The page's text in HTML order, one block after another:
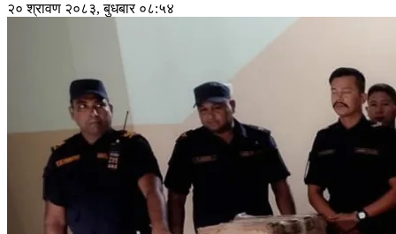
२० श्रावण २०८३, बुधबार ०८:५४